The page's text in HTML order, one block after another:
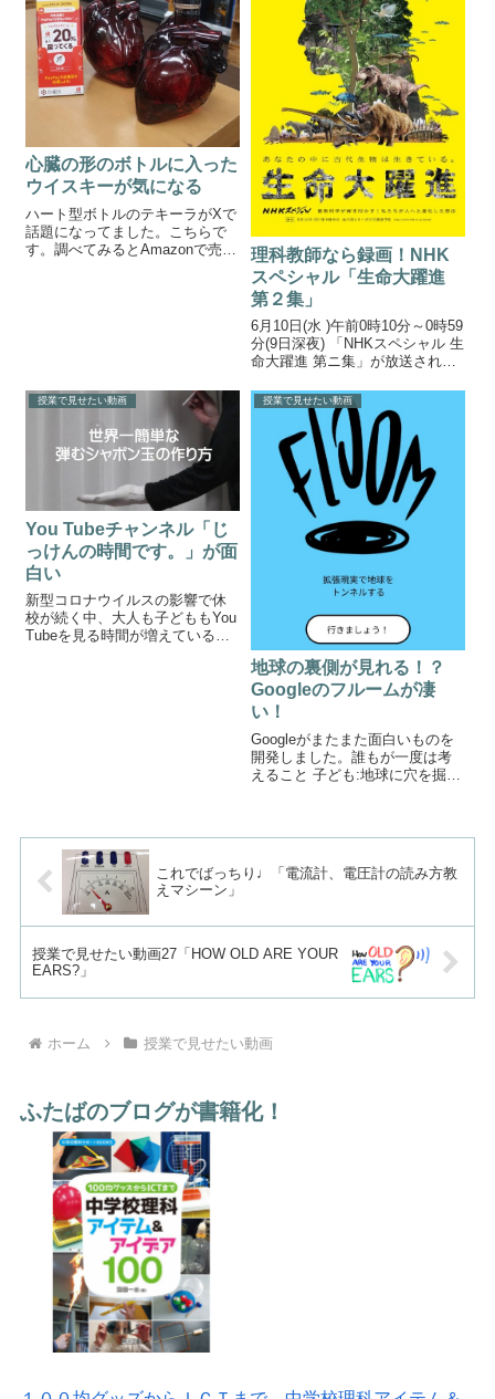
合よって作...
心臓の形のボトルに入った
ウイスキーが気になる
ハート型ボトルのテキーラがXで
話題になってました。こちらで
す。調べてみるとAmazonで売ら
理科教師なら録画！NHK
スペシャル「生命大躍進
第２集」
6月10日(水 )午前0時10分～0時59
分(9日深夜) 「NHKスペシャル 生
命大躍進 第ニ集」が放送されま
ログに載せようと思っていたの
ですがうっかりしていました。
ギリギリなって申し訳ありませ
ん。再放送の録...
授業で見せたい動画
You Tubeチャンネル「じ
っけんの時間です。」が面
白い
新型コロナウイルスの影響で休
校が続く中、大人も子どももYou
Tubeを見る時間が増えているそ
授業で見せたい動画
地球の裏側が見れる！？
Googleのフルームが凄
い！
Googleがまたまた面白いものを
開発しました。誰もが一度は考
えること 子ども:地球に穴を掘り
た。それが今回ご...
これでばっちり♩「電流計、電圧計の読み方教
えマシーン」
授業で見せたい動画27「HOW OLD ARE YOUR
EARS?」
ホーム 授業で見せたい動画
ふたばのブログが書籍化！